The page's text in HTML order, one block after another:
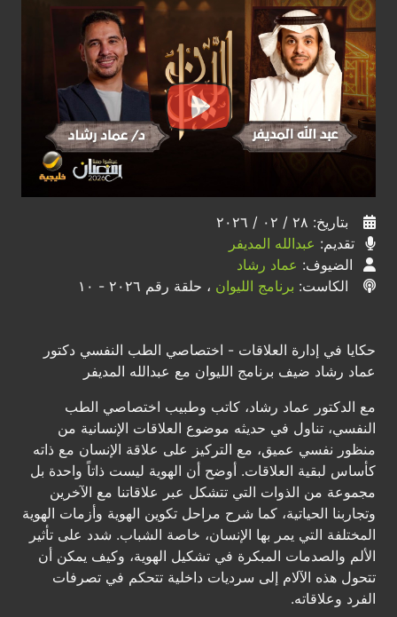
بتاريخ: ٢٨ / ٠٢ / ٢٠٢٦
تقديم: عبدالله المديفر
الضيوف: عماد رشاد
الكاست: برنامج الليوان ، حلقة رقم ٢٠٢٦ - ١٠
حكايا في إدارة العلاقات - اختصاصي الطب النفسي دكتور
عماد رشاد ضيف برنامج الليوان مع عبدالله المديفر
مع الدكتور عماد رشاد، كاتب وطبيب اختصاصي الطب
النفسي، تناول في حديثه موضوع العلاقات الإنسانية من
منظور نفسي عميق، مع التركيز على علاقة الإنسان مع ذاته
كأساس لبقية العلاقات. أوضح أن الهوية ليست ذاتاً واحدة بل
مجموعة من الذوات التي تتشكل عبر علاقاتنا مع الآخرين
وتجاربنا الحياتية، كما شرح مراحل تكوين الهوية وأزمات الهوية
المختلفة التي يمر بها الإنسان، خاصة الشباب. شدد على تأثير
الألم والصدمات المبكرة في تشكيل الهوية، وكيف يمكن أن
تتحول هذه الآلام إلى سرديات داخلية تتحكم في تصرفات
الفرد وعلاقاته.